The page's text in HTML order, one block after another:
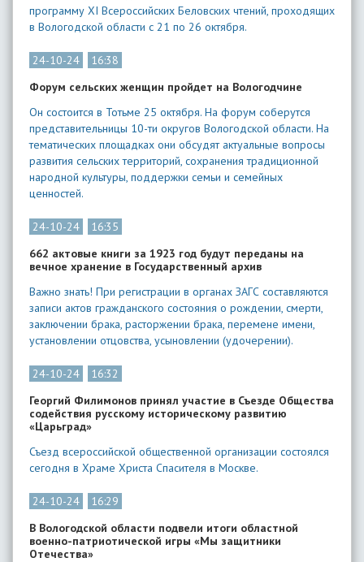
программу XI Всероссийских Беловских чтений, проходящих
в Вологодской области с 21 по 26 октября.
24-10-24
16:38
Форум сельских женщин пройдет на Вологодчине
Он состоится в Тотьме 25 октября. На форум соберутся
представительницы 10-ти округов Вологодской области. На
тематических площадках они обсудят актуальные вопросы
развития сельских территорий, сохранения традиционной
народной культуры, поддержки семьи и семейных
ценностей.
24-10-24
16:35
662 актовые книги за 1923 год будут переданы на
вечное хранение в Государственный архив
Важно знать! При регистрации в органах ЗАГС составляются
записи актов гражданского состояния о рождении, смерти,
заключении брака, расторжении брака, перемене имени,
установлении отцовства, усыновлении (удочерении).
24-10-24
16:32
Георгий Филимонов принял участие в Съезде Общества
содействия русскому историческому развитию
«Царьград»
Съезд всероссийской общественной организации состоялся
сегодня в Храме Христа Спасителя в Москве.
24-10-24
16:29
В Вологодской области подвели итоги областной
военно-патриотической игры «Мы защитники
Отечества»